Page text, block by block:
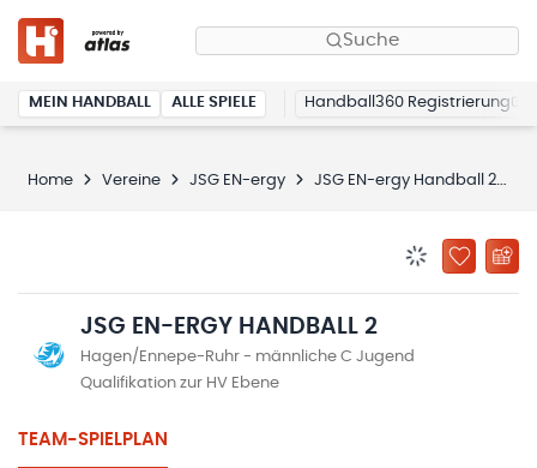
Suche
MEIN HANDBALL ALLE SPIELE Handball360 Registrierung
Home Vereine JSG EN-ergy JSG EN-ergy Handball 2
ZU
JSG EN-ERGY HANDBALL 2
Hagen/Ennepe-Ruhr - männliche C Jugend
Qualifikation zur HV Ebene
TEAM-SPIELPLAN